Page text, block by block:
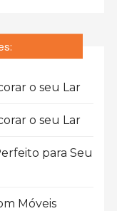
o seu Lar
o seu Lar
para Seu
Móveis